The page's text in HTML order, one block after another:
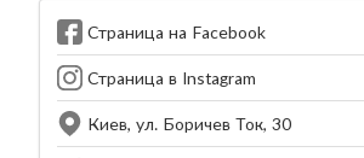
Страница на Facebook
Страница в Instagram
Киев, ул. Боричев Ток, 30